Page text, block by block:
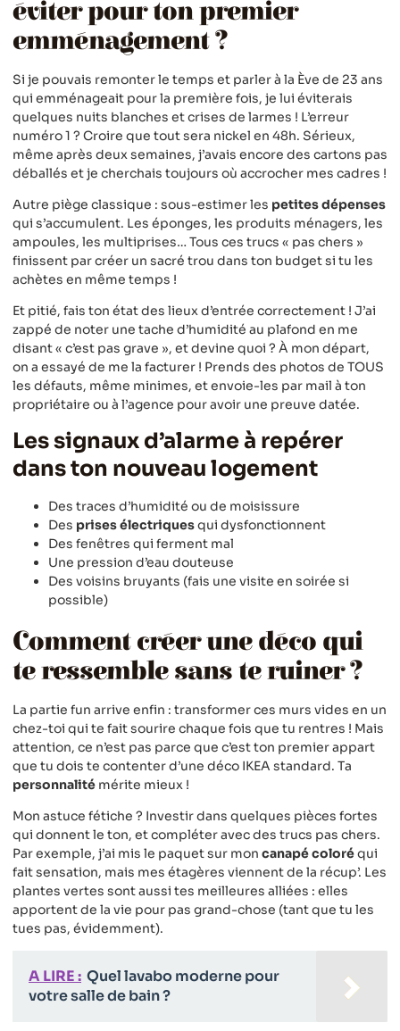
éviter pour ton premier
emménagement ?
Si je pouvais remonter le temps et parler à la Ève de 23 ans
qui emménageait pour la première fois, je lui éviterais
quelques nuits blanches et crises de larmes ! L’erreur
numéro 1 ? Croire que tout sera nickel en 48h. Sérieux,
même après deux semaines, j’avais encore des cartons pas
déballés et je cherchais toujours où accrocher mes cadres !
Autre piège classique : sous-estimer les petites dépenses
qui s’accumulent. Les éponges, les produits ménagers, les
ampoules, les multiprises… Tous ces trucs « pas chers »
finissent par créer un sacré trou dans ton budget si tu les
achètes en même temps !
Et pitié, fais ton état des lieux d’entrée correctement ! J’ai
zappé de noter une tache d’humidité au plafond en me
disant « c’est pas grave », et devine quoi ? À mon départ,
on a essayé de me la facturer ! Prends des photos de TOUS
les défauts, même minimes, et envoie-les par mail à ton
propriétaire ou à l’agence pour avoir une preuve datée.
Les signaux d’alarme à repérer
dans ton nouveau logement
Des traces d’humidité ou de moisissure
Des prises électriquesqui dysfonctionnent
Des fenêtres qui ferment mal
Une pression d’eau douteuse
Des voisins bruyants (fais une visite en soirée si
possible)
Comment créer une déco qui
te ressemble sans te ruiner ?
La partie fun arrive enfin : transformer ces murs vides en un
chez-toi qui te fait sourire chaque fois que tu rentres ! Mais
attention, ce n’est pas parce que c’est ton premier appart
que tu dois te contenter d’une déco IKEA standard. Ta
personnalité mérite mieux !
Mon astuce fétiche ? Investir dans quelques pièces fortes
qui donnent le ton, et compléter avec des trucs pas chers.
Par exemple, j’ai mis le paquet sur mon canapé coloréqui
fait sensation, mais mes étagères viennent de la récup’. Les
plantes vertes sont aussi tes meilleures alliées : elles
apportent de la vie pour pas grand-chose (tant que tu les
tues pas, évidemment).
A LIRE : Quel lavabo moderne pour
votre salle de bain ?